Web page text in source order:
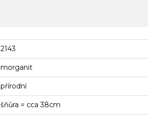
2143
morganit
přírodní
šňůra = cca 38cm